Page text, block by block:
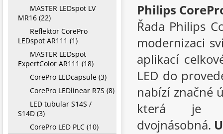
Philips
Řada Philips
modernizaci
aplikací
LED do
nabízí značné
která je
dvojnásobná.
MASTER LEDspot LV
MR16 (22)
Reflektor CorePro
LEDspot AR111 (1)
MASTER LEDspot
ExpertColor AR111 (18)
CorePro LEDcapsule (3)
CorePro LEDlinear R7S (8)
LED tubular S14S /
S14D (3)
CorePro LED PLC (10)